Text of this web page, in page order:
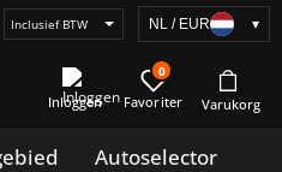
Selecteer
prijsweergave
NL / EUR ▾
Inloggen
0
Autoselector